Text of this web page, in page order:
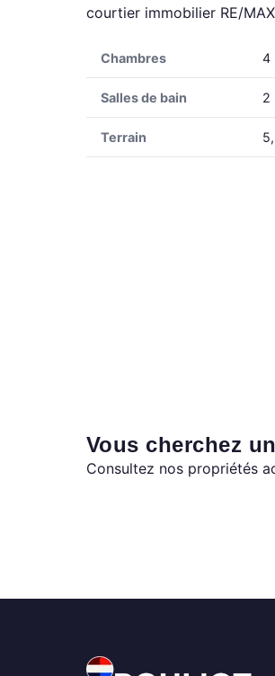
courtier immobilier RE/
Chambres 4
Salles de bain 2
Terrain
Vous cherchez
Consultez nos propriétés